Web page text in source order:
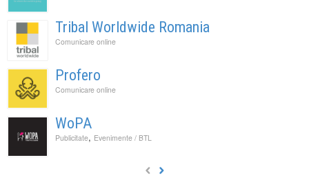
Tribal Worldwide Romania
Comunicare online
Profero
Comunicare online
WoPA
Publicitate, Evenimente / BTL